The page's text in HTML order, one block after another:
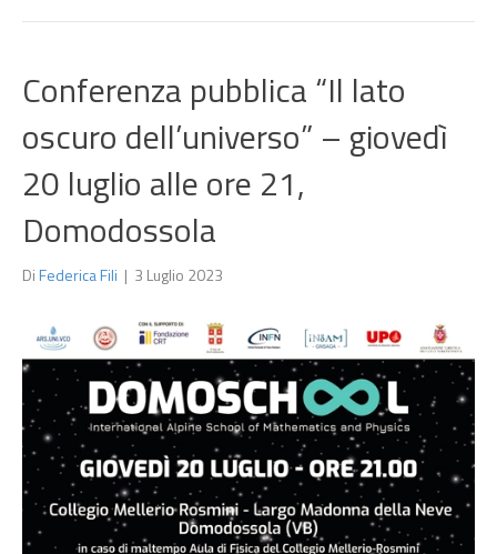
Conferenza pubblica “Il lato
oscuro dell’universo” – giovedì
20 luglio alle ore 21,
Domodossola
DiFederica Fili | 3 Luglio 2023